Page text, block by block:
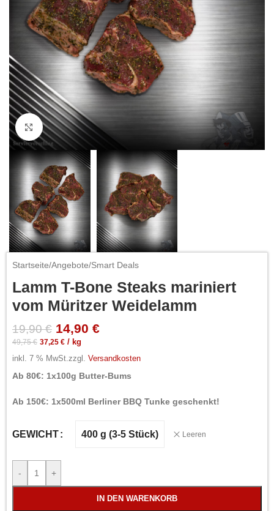
Click to enlarge
Startseite/Angebote/Smart Deals
Lamm T-Bone Steaks mariniert
vom Müritzer Weidelamm
19,90€ 14,90 €
49,75€ 37,25 € / kg
inkl. 7 % MwSt.zzgl. Versandkosten
Ab 80€: 1x100g Butter-Bums
Ab 150€: 1x500ml Berliner BBQ Tunke geschenkt!
GEWICHT 400 g (3-5 Stück) Leeren
- +
IN DEN WARENKORB